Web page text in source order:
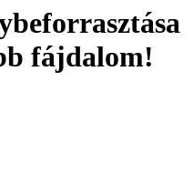
fájdalom!